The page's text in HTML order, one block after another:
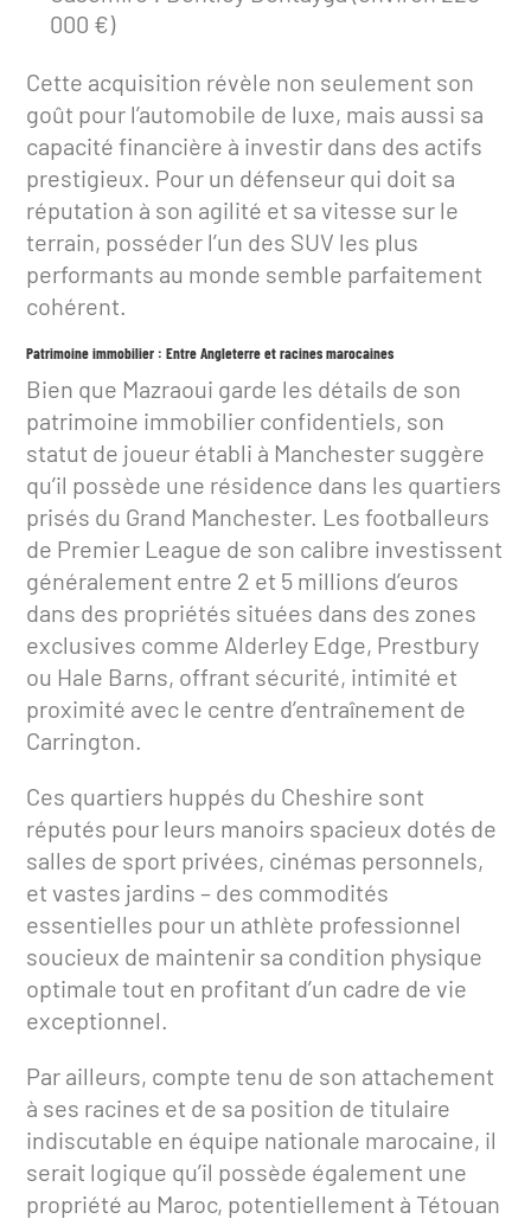
000 €)
Cette acquisition révèle non seulement son
goût pour l’automobile de luxe, mais aussi sa
capacité financière à investir dans des actifs
prestigieux. Pour un défenseur qui doit sa
réputation à son agilité et sa vitesse sur le
terrain, posséder l’un des SUV les plus
performants au monde semble parfaitement
cohérent.
Patrimoine immobilier : Entre Angleterre et racines marocaines
Bien que Mazraoui garde les détails de son
patrimoine immobilier confidentiels, son
statut de joueur établi à Manchester suggère
qu’il possède une résidence dans les quartiers
prisés du Grand Manchester. Les footballeurs
de Premier League de son calibre investissent
généralement entre 2 et 5 millions d’euros
dans des propriétés situées dans des zones
exclusives comme Alderley Edge, Prestbury
ou Hale Barns, offrant sécurité, intimité et
proximité avec le centre d’entraînement de
Carrington.
Ces quartiers huppés du Cheshire sont
réputés pour leurs manoirs spacieux dotés de
salles de sport privées, cinémas personnels,
et vastes jardins – des commodités
essentielles pour un athlète professionnel
soucieux de maintenir sa condition physique
optimale tout en profitant d’un cadre de vie
exceptionnel.
Par ailleurs, compte tenu de son attachement
à ses racines et de sa position de titulaire
indiscutable en équipe nationale marocaine, il
serait logique qu’il possède également une
propriété au Maroc, potentiellement à Tétouan